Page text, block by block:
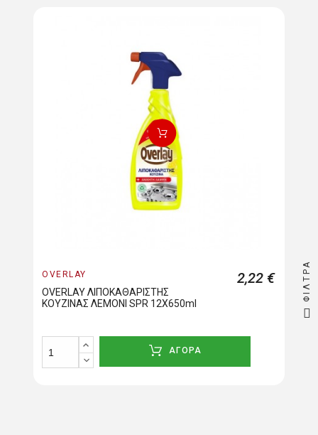
OVERLAY
OVERLAY ΛΙΠΟΚΑΘΑΡΙΣΤΗΣ
ΚΟΥΖΙΝΑΣ ΛΕΜΟΝΙ SPR 12X650ml
2,22 €
ΑΓΟΡΑ
ΦΊΛΤΡΑ